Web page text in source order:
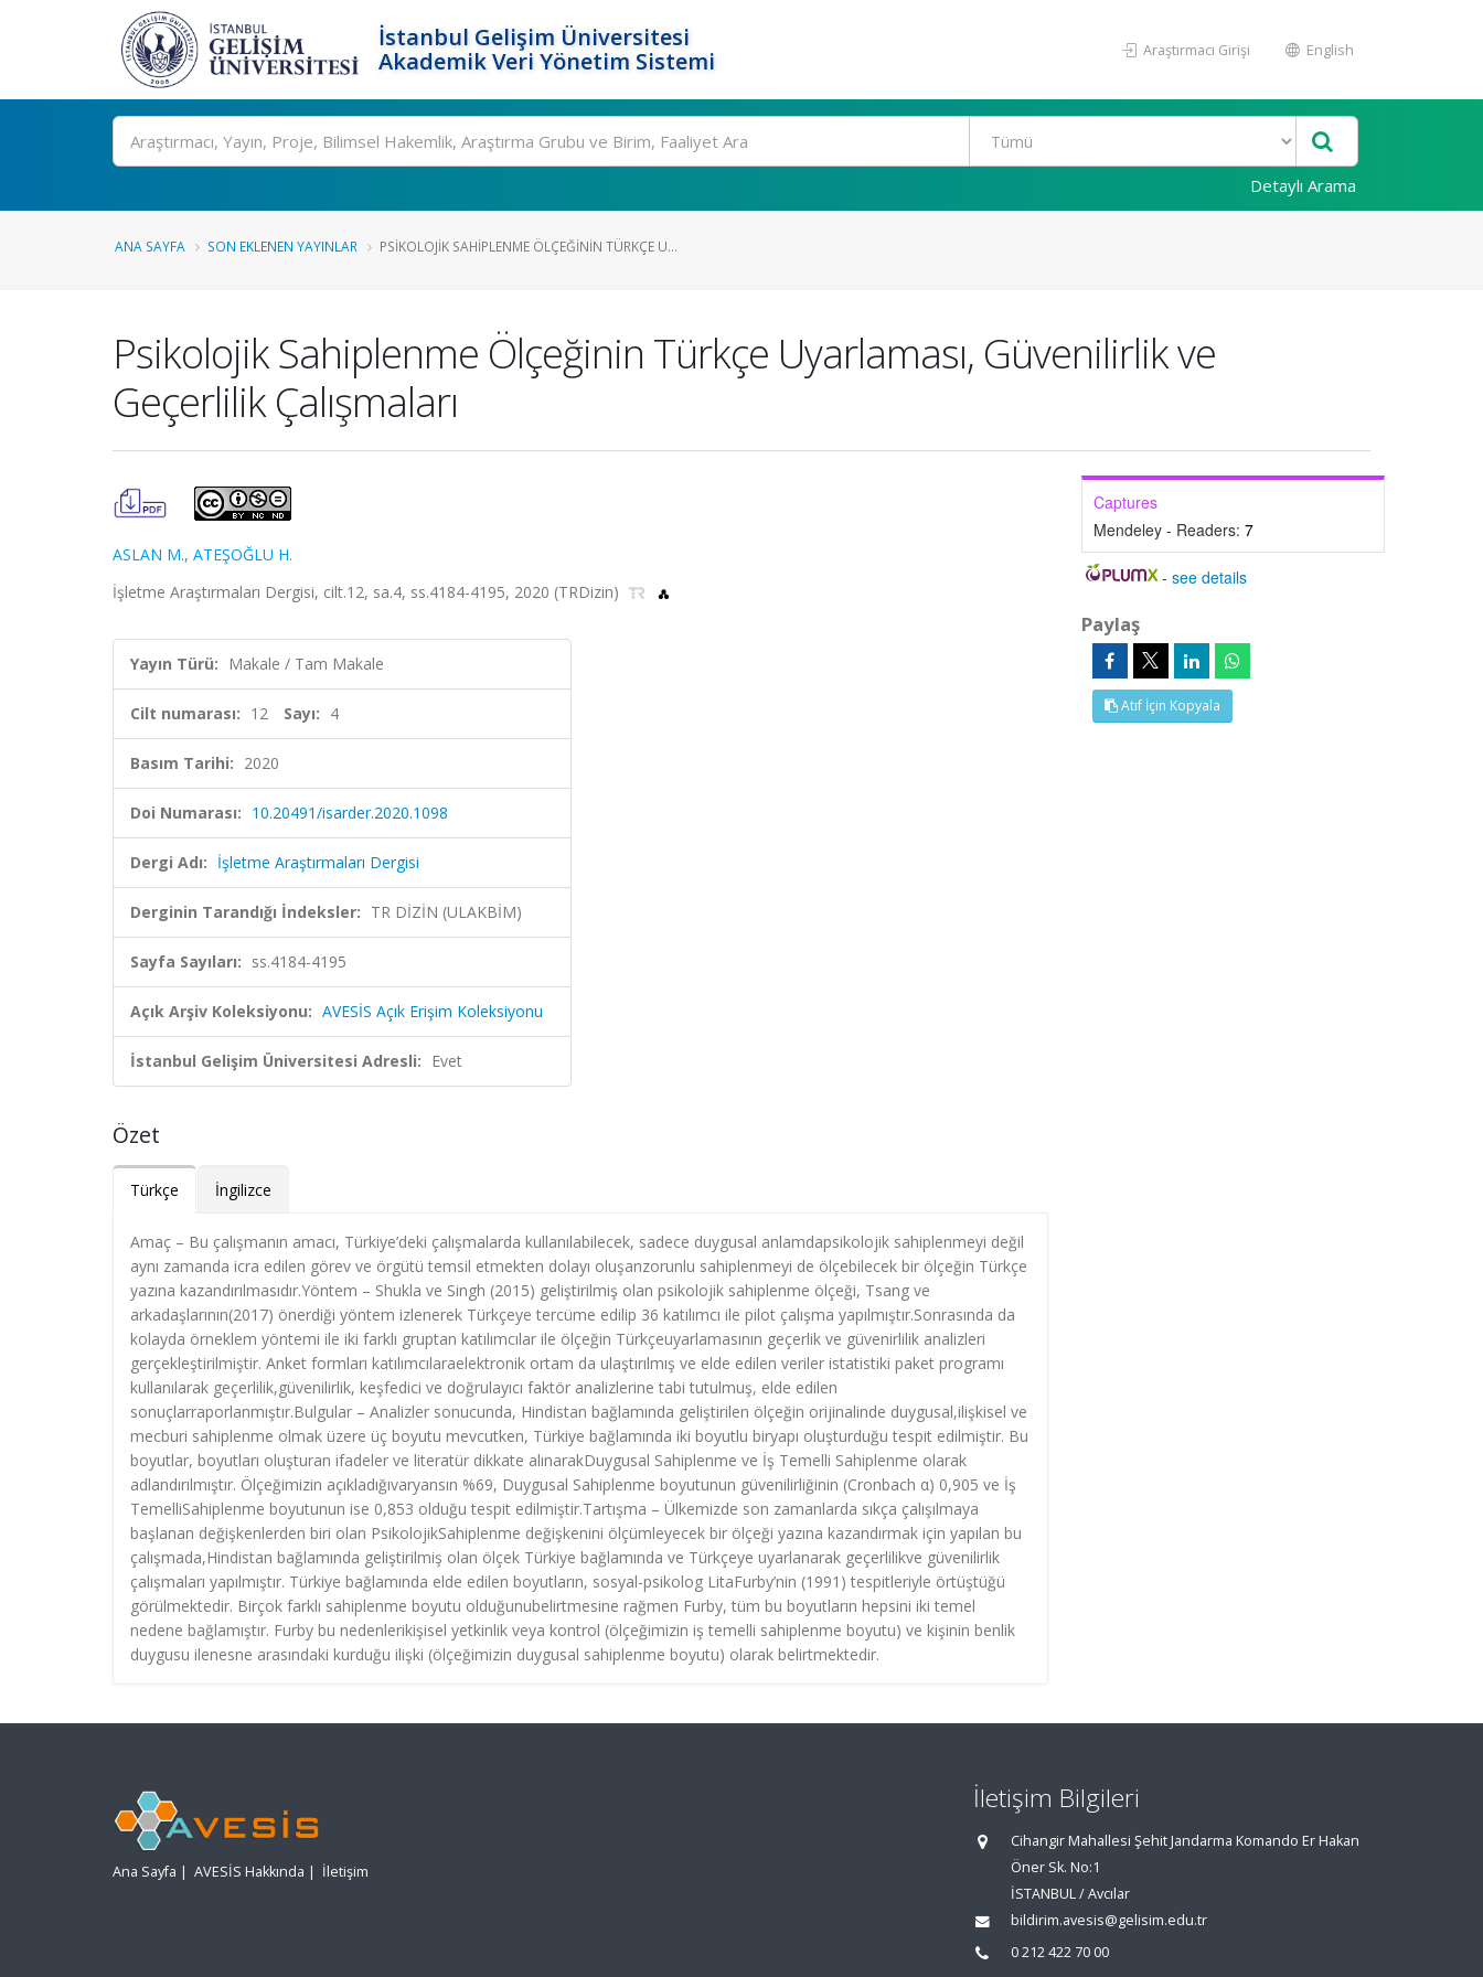
İstanbul Gelişim Üniversitesi
Akademik Veri Yönetim Sistemi
Araştırmacı Girişi English
Ara
Detaylı Arama
ANA SAYFA SON EKLENEN YAYINLAR PSIKOLOJIK SAHIPLENME ÖLÇEĞININ TÜRKÇE U...
Psikolojik Sahiplenme Ölçeğinin Türkçe Uyarlaması, Güvenilirlik ve
Geçerlilik Çalışmaları
ASLAN M., ATEŞOĞLU H.
İşletme Araştırmaları Dergisi, cilt.12, sa.4, ss.4184-4195, 2020 (TRDizin)
Yayın Türü: Makale / Tam Makale
Cilt numarası: 12 Sayı: 4
Basım Tarihi: 2020
Doi Numarası: 10.20491/isarder.2020.1098
Dergi Adı: İşletme Araştırmaları Dergisi
Derginin Tarandığı İndeksler: TR DİZİN (ULAKBİM)
Sayfa Sayıları: ss.4184-4195
Açık Arşiv Koleksiyonu: AVESİS Açık Erişim Koleksiyonu
İstanbul Gelişim Üniversitesi Adresli: Evet
Özet
Türkçe İngilizce
Amaç – Bu çalışmanın amacı, Türkiye’deki çalışmalarda kullanılabilecek, sadece duygusal anlamdapsikolojik sahiplenmeyi değil
aynı zamanda icra edilen görev ve örgütü temsil etmekten dolayı oluşanzorunlu sahiplenmeyi de ölçebilecek bir ölçeğin Türkçe
yazına kazandırılmasıdır.Yöntem – Shukla ve Singh (2015) geliştirilmiş olan psikolojik sahiplenme ölçeği, Tsang ve
arkadaşlarının(2017) önerdiği yöntem izlenerek Türkçeye tercüme edilip 36 katılımcı ile pilot çalışma yapılmıştır.Sonrasında da
kolayda örneklem yöntemi ile iki farklı gruptan katılımcılar ile ölçeğin Türkçeuyarlamasının geçerlik ve güvenirlilik analizleri
gerçekleştirilmiştir. Anket formları katılımcılaraelektronik ortam da ulaştırılmış ve elde edilen veriler istatistiki paket programı
kullanılarak geçerlilik,güvenilirlik, keşfedici ve doğrulayıcı faktör analizlerine tabi tutulmuş, elde edilen
sonuçlarraporlanmıştır.Bulgular – Analizler sonucunda, Hindistan bağlamında geliştirilen ölçeğin orijinalinde duygusal,ilişkisel ve
mecburi sahiplenme olmak üzere üç boyutu mevcutken, Türkiye bağlamında iki boyutlu biryapı oluşturduğu tespit edilmiştir. Bu
boyutlar, boyutları oluşturan ifadeler ve literatür dikkate alınarakDuygusal Sahiplenme ve İş Temelli Sahiplenme olarak
adlandırılmıştır. Ölçeğimizin açıkladığıvaryansın %69, Duygusal Sahiplenme boyutunun güvenilirliğinin (Cronbach α) 0,905 ve İş
TemelliSahiplenme boyutunun ise 0,853 olduğu tespit edilmiştir.Tartışma – Ülkemizde son zamanlarda sıkça çalışılmaya
başlanan değişkenlerden biri olan PsikolojikSahiplenme değişkenini ölçümleyecek bir ölçeği yazına kazandırmak için yapılan bu
çalışmada,Hindistan bağlamında geliştirilmiş olan ölçek Türkiye bağlamında ve Türkçeye uyarlanarak geçerlilikve güvenilirlik
çalışmaları yapılmıştır. Türkiye bağlamında elde edilen boyutların, sosyal-psikolog LitaFurby’nin (1991) tespitleriyle örtüştüğü
görülmektedir. Birçok farklı sahiplenme boyutu olduğunubelirtmesine rağmen Furby, tüm bu boyutların hepsini iki temel
nedene bağlamıştır. Furby bu nedenlerikişisel yetkinlik veya kontrol (ölçeğimizin iş temelli sahiplenme boyutu) ve kişinin benlik
duygusu ilenesne arasındaki kurduğu ilişki (ölçeğimizin duygusal sahiplenme boyutu) olarak belirtmektedir.
Captures
Mendeley - Readers: 7
-see details
Paylaş
Atıf İçin Kopyala
Ana Sayfa | AVESİS Hakkında | İletişim
İletişim Bilgileri
Cihangir Mahallesi Şehit Jandarma Komando Er Hakan
Öner Sk. No:1
İSTANBUL / Avcılar
bildirim.avesis@gelisim.edu.tr
0 212 422 70 00